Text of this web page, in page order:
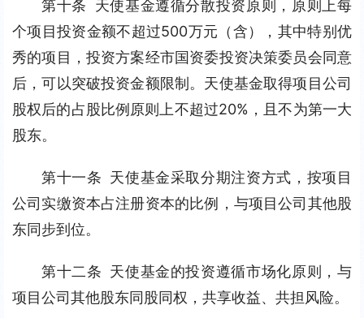
第十条 天使基金遵循分散投资原则，原则上每
个项目投资金额不超过500万元（含），其中特别优
秀的项目，投资方案经市国资委投资决策委员会同意
后，可以突破投资金额限制。天使基金取得项目公司
股权后的占股比例原则上不超过20%，且不为第一大
股东。
第十一条 天使基金采取分期注资方式，按项目
公司实缴资本占注册资本的比例，与项目公司其他股
东同步到位。
第十二条 天使基金的投资遵循市场化原则，与
项目公司其他股东同股同权，共享收益、共担风险。